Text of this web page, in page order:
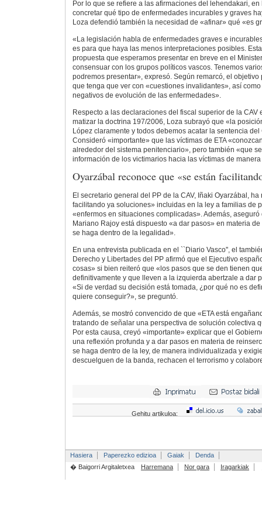
Por lo que se refiere a las afirmaciones del lehendakari,
concretar qué tipo de enfermedades incurables y graves
Loza defendió también la necesidad de «afinar» qué «es
«La legislación habla de enfermedades graves e
es para que haya las menos interpretaciones posibles.
propuesta que esperamos presentar en breve en el
consensuar con los grupos políticos vascos. Tenemos
podremos presentar», expresó. Según remarcó, el
que tenga que ver con «cuestiones invalidantes», así
negativos de evolución de las enfermedades».
Respecto a las declaraciones del fiscal superior de la CAV
matizar la doctrina 197/2006, Loza subrayó que «la
López claramente y todos debemos acatar la sentencia
Consideró «importante» que las víctimas de ETA
alrededor del sistema penitenciario», pero también «que
información de los victimarios hacia las víctimas de
Oyarzábal reconoce que «se están
El secretario general del PP de la CAV, Iñaki Oyarzábal,
facilitando ya soluciones» incluidas en la ley a familias de
«enfermos en situaciones complicadas». Además,
Mariano Rajoy está dispuesto «a dar pasos» en materia
se haga dentro de la legalidad».
En una entrevista publicada en el ``Diario Vasco'', el
Derecho y Libertades del PP afirmó que el Ejecutivo
cosas» si bien reiteró que «los pasos que se den tienen
definitivamente y que lleven a la izquierda abertzale a dar
«Si de verdad su decisión está tomada, ¿por qué no es
quiere conseguir?», se preguntó.
Además, se mostró convencido de que «ETA está
tratando de señalar una perspectiva de solución colectiva
Por esta causa, creyó «importante» explicar que el
una reflexión profunda y a dar pasos en materia de
se haga dentro de la ley, de manera individualizada y
descuelguen de la banda, rechacen el terrorismo y
Gehitu artikuloa:
Hasiera Paperezko edizioa Gaiak
Denda
� Baigorri Argitaletxea
Harremana Nor gara Iragarkiak